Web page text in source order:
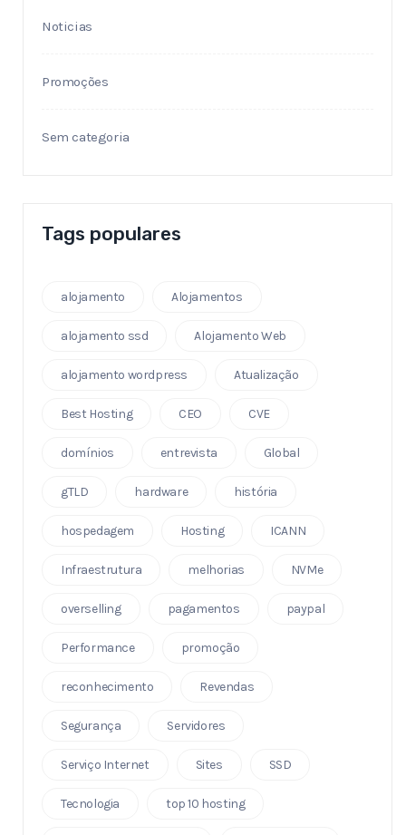
Noticias
Promoções
Sem categoria
Tags populares
alojamento Alojamentos
alojamento ssd Alojamento Web
alojamento wordpress Atualização
Best Hosting CEO CVE
domínios entrevista Global
gTLD hardware história
hospedagem Hosting ICANN
Infraestrutura melhorias NVMe
overselling pagamentos paypal
Performance promoção
reconhecimento Revendas
Segurança Servidores
Serviço Internet Sites SSD
Tecnologia top 10 hosting